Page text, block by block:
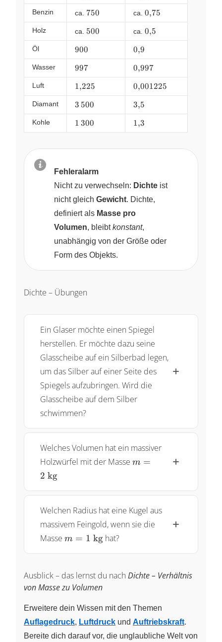
Benzin ca. 750
750 ca. 0{,}75
0,75
Holz ca. 500
500 ca. 0{,}5
0,5
Öl 900
900 0{,}9
0,9
Wasser 997
997 0{,}997
0,997
Luft 1{,}225
1,225 0{,}001225
0,001225
Diamant 3\,500
3 500 3{,}5
3,5
Kohle 1\,300
1 300 1{,}3
1,3
Fehleralarm
Nicht zu verwechseln: Dichte ist
nicht gleich Gewicht. Dichte,
definiert als Masse pro
Volumen, bleibtkonstant,
unabhängig von der Größe oder
Form des Objekts.
Dichte – Übungen
Ein Glaser möchte einen Spiegel
herstellen. Er möchte dazu seine
Glasscheibe auf ein Silberbad legen,
um das Silber auf einer Seite des
Spiegels aufzubringen. Wird die
Glasscheibe auf dem Silber
schwimmen?
Welches Volumen hat ein massiver
Holzwürfel mit der Masse m=2~\text{kg}
m =
2 kg
Welchen Radius hat eine Kugel aus
massivem Feingold, wenn sie die
Masse m=1~\text{kg}
m = 1 kghat?
Ausblick – das lernst du nach Dichte – Verhältnis
von Masse zu Volumen
Erweitere dein Wissen mit den Themen
Auflagedruck, Luftdruck und Auftriebskraft.
Bereite dich darauf vor, die unglaubliche Welt von